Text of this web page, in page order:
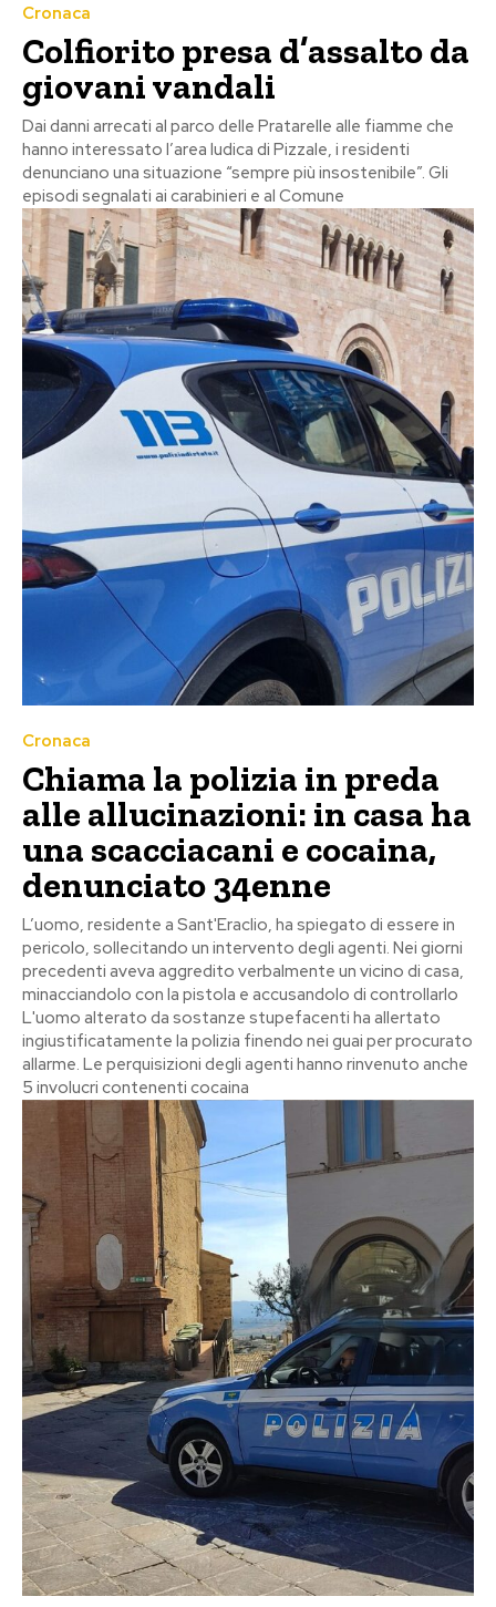
Cronaca
Colfiorito presa d’assalto da
giovani vandali
Dai danni arrecati al parco delle Pratarelle alle fiamme che
hanno interessato l’area ludica di Pizzale, i residenti
denunciano una situazione “sempre più insostenibile”. Gli
episodi segnalati ai carabinieri e al Comune
Cronaca
Chiama la polizia in preda
alle allucinazioni: in casa ha
una scacciacani e cocaina,
denunciato 34enne
L’uomo, residente a Sant'Eraclio, ha spiegato di essere in
pericolo, sollecitando un intervento degli agenti. Nei giorni
precedenti aveva aggredito verbalmente un vicino di casa,
minacciandolo con la pistola e accusandolo di controllarlo
L'uomo alterato da sostanze stupefacenti ha allertato
ingiustificatamente la polizia finendo nei guai per procurato
allarme. Le perquisizioni degli agenti hanno rinvenuto anche
5 involucri contenenti cocaina